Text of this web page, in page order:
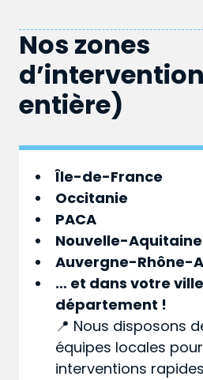
Nos zones
entière)
Île-de-France
Occitanie
PACA
Nouvelle-Aquitaine
Auvergne-Rhône-
… et dans votreville
département !
📍 Nous disposons
équipes locales
interventions